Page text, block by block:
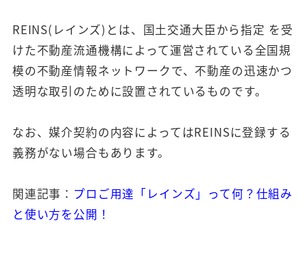
REINS(レインズ)とは、国土交通大臣から指定 を受
けた不動産流通機構によって運営されている全国規
模の不動産情報ネットワークで、不動産の迅速かつ
透明な取引のために設置されているものです。
なお、媒介契約の内容によってはREINSに登録する
義務がない場合もあります。
関連記事： プロご用達「レインズ」って何？仕組み
と使い方を公開！